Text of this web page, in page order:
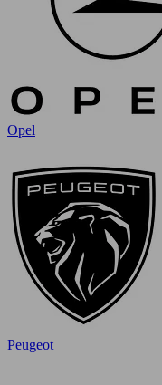
Opel
Peugeot